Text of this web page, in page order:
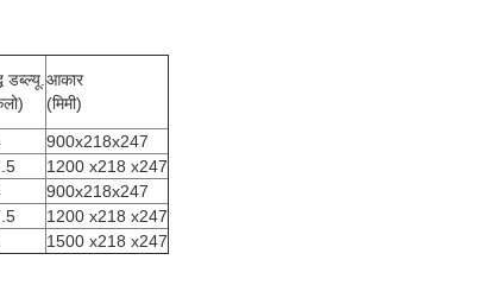
डब्ल्यू.आकार
(मिमी)
900x218x247
1200 x218 x247
900x218x247
1200 x218 x247
1500 x218 x247